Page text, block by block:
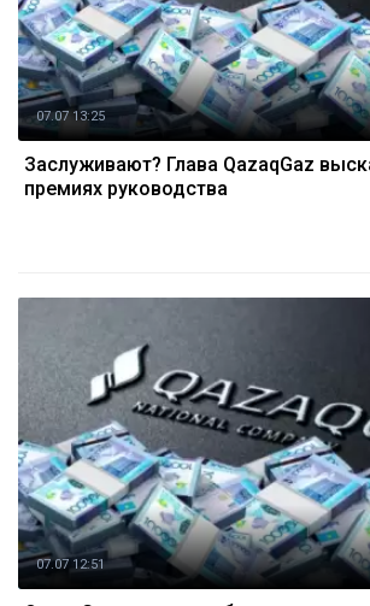
07.07 13:25
Заслуживают? Глава QazaqGaz
премиях руководства
07.07 12:51